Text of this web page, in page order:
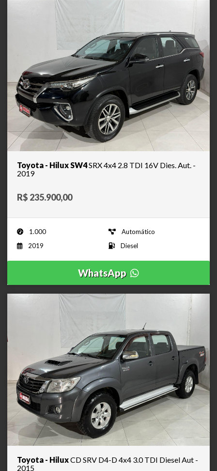
Toyota - Hilux SW4SRX 4x4 2.8 TDI 16V Dies. Aut. -
2019
R$ 235.900,00
1.000
Automático
2019
Diesel
WhatsApp
Toyota - HiluxCD SRV D4-D 4x4 3.0 TDI Diesel Aut -
2015